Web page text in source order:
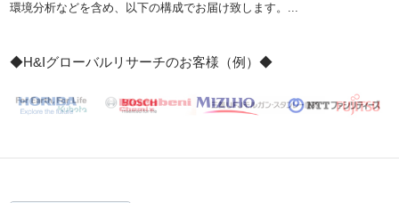
環境分析などを含め、以下の構成でお届け致します。...
◆H&Iグローバルリサーチのお客様（例）◆